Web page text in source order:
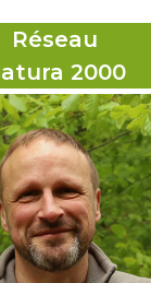
mail
Réseau
2000